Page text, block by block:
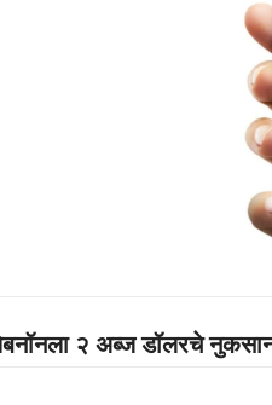
२ अब्ज डॉलरचे